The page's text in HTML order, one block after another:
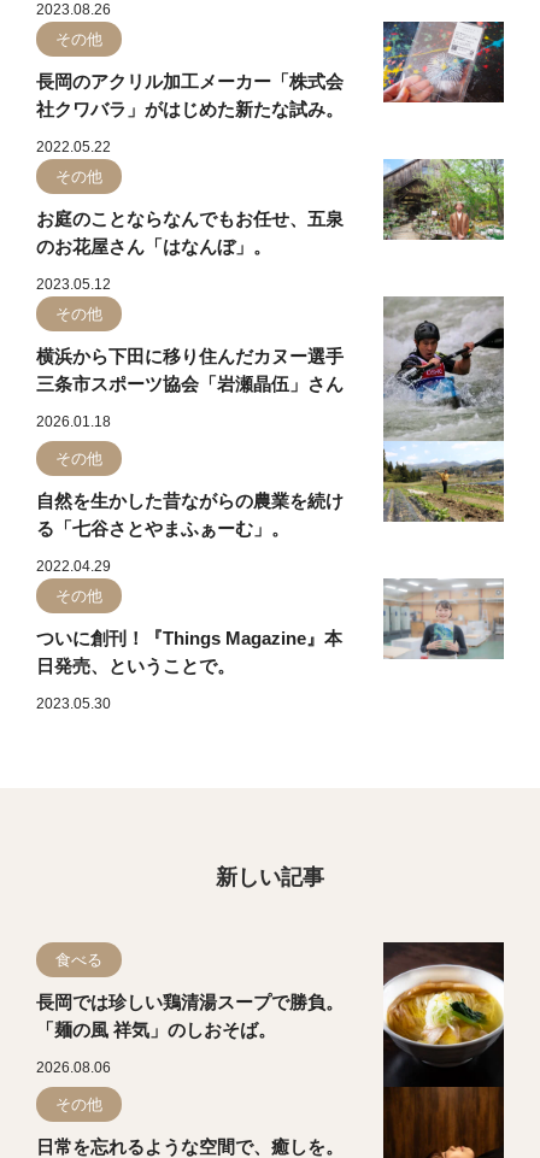
2023.08.26
その他
長岡のアクリル加工メーカー「株式会
社クワバラ」がはじめた新たな試み。
2022.05.22
その他
お庭のことならなんでもお任せ、五泉
のお花屋さん「はなんぼ」。
2023.05.12
その他
横浜から下田に移り住んだカヌー選手
三条市スポーツ協会「岩瀬晶伍」さん
2026.01.18
その他
自然を生かした昔ながらの農業を続け
る「七谷さとやまふぁーむ」。
2022.04.29
その他
ついに創刊！『Things Magazine』本
日発売、ということで。
2023.05.30
新しい記事
食べる
長岡では珍しい鶏清湯スープで勝負。
「麺の風 祥気」のしおそば。
2026.08.06
その他
日常を忘れるような空間で、癒しを。